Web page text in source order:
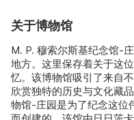
关于博物馆
M. P. 穆索尔斯基纪念馆-
地方。这里保存着关于这
忆。该博物馆吸引了来自
欣赏独特的历史与文化藏
物馆-庄园是为了纪念这位